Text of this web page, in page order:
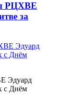
РЦХВЕ
за
Эдуард
с Днём